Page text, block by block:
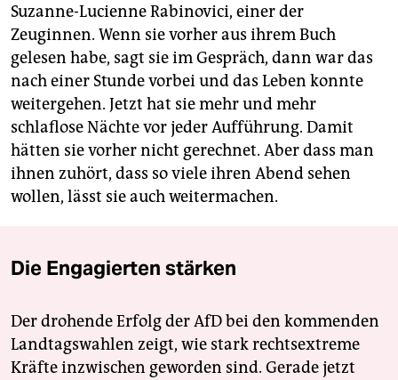
Suzanne-Lucienne Rabinovici, einer der
Zeuginnen. Wenn sie vorher aus ihrem Buch
gelesen habe, sagt sie im Gespräch, dann war das
nach einer Stunde vorbei und das Leben konnte
weitergehen. Jetzt hat sie mehr und mehr
schlaflose Nächte vor jeder Aufführung. Damit
hätten sie vorher nicht gerechnet. Aber dass man
ihnen zuhört, dass so viele ihren Abend sehen
wollen, lässt sie auch weitermachen.
Die Engagierten stärken
Der drohende Erfolg der AfD bei den kommenden
Landtagswahlen zeigt, wie stark rechtsextreme
Kräfte inzwischen geworden sind. Gerade jetzt